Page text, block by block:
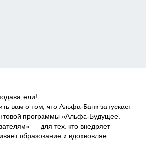
вам о том, что Альфа-Банк запускает
программы «Альфа-Будущее.
— для тех, кто внедряет
образование и вдохновляет